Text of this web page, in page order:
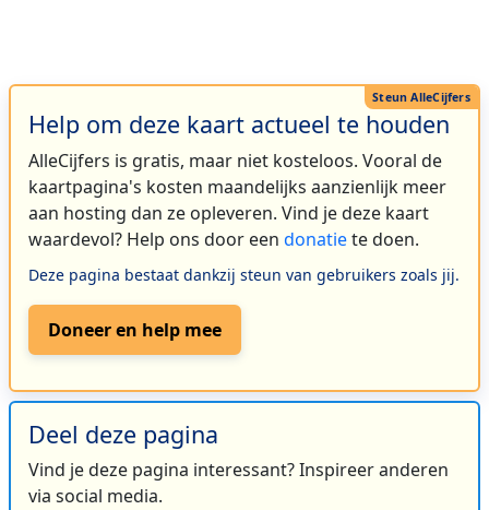
Help om deze kaart actueel te houden
AlleCijfers is gratis, maar niet kosteloos. Vooral de
kaartpagina's kosten maandelijks aanzienlijk meer
aan hosting dan ze opleveren. Vind je deze kaart
waardevol? Help ons door een donatiete doen.
Deze pagina bestaat dankzij steun van gebruikers zoals jij.
Doneer en help mee
Deel deze pagina
Vind je deze pagina interessant? Inspireer anderen
via social media.